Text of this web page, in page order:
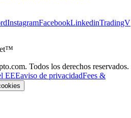
InstagramFacebookLinkedinTradingV
Todos los derechos reservados.
EEEaviso de privacidadFees &